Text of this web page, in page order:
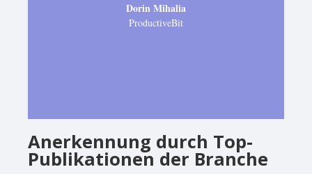
Dorin Mihalia
ProductiveBit
Anerkennung durch Top-
Publikationen der Branche